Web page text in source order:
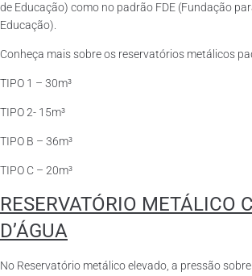
de Educação) como no padrão FDE (Fundação
Educação).
Conheça mais sobre os reservatórios metálicos
TIPO 1 – 30m³
TIPO 2- 15m³
TIPO B – 36m³
TIPO C – 20m³
RESERVATÓRIO METÁLICO
D’ÁGUA
No Reservatório metálico elevado, a pressão